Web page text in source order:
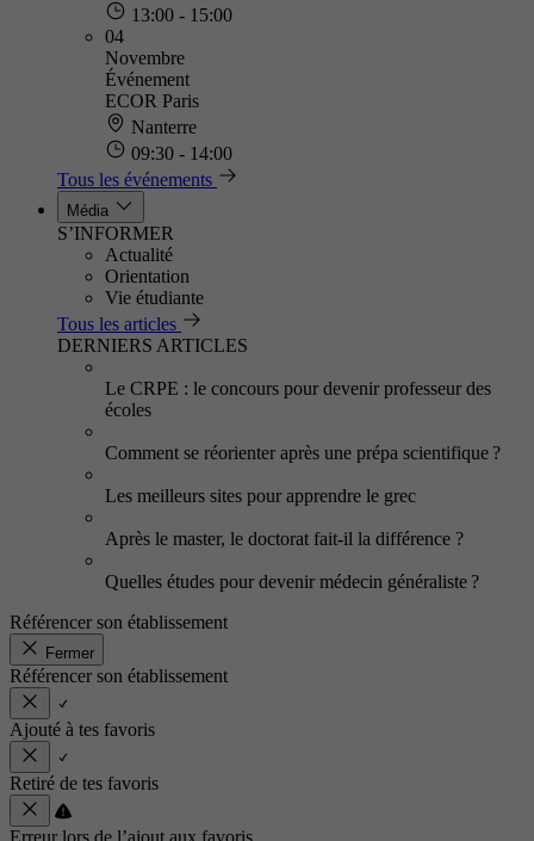
13:00 - 15:00
04
Novembre
Événement
ECOR Paris
Nanterre
09:30 - 14:00
Tous les événements
Média
S’INFORMER
Actualité
Orientation
Vie étudiante
Tous les articles
DERNIERS ARTICLES
Le CRPE : le concours pour devenir professeur des
écoles
Comment se réorienter après une prépa scientifique ?
Les meilleurs sites pour apprendre le grec
Après le master, le doctorat fait-il la différence ?
Quelles études pour devenir médecin généraliste ?
Référencer son établissement
Fermer
Référencer son établissement
Ajouté à tes favoris
Retiré de tes favoris
Erreur lors de l’ajout aux favoris